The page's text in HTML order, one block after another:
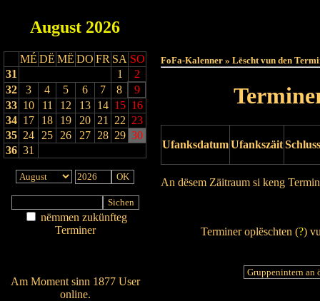
August 2026
MÉ DË MË DO FR SA SO
31
1
2
32
3 4 5 6 7 8
9
33 10 11 12 13 14 15 16
34 17 18 19 20 21 22 23
35 24 25 26 27 28 29 30
36 31
nëmmen zukünfteg
Terminer
Am Moment sinn 1877 User
online.
FoFa-Kalenner » Lëscht vun den
UfanksdatumUfankszäit
An dësem Zäitraum si keng
Terminer oplëschten (?)